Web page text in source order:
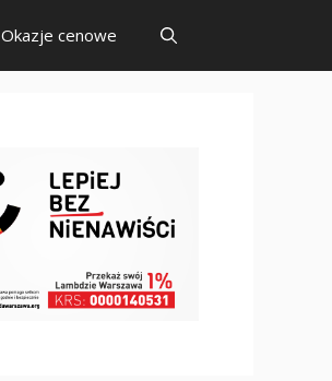
Okazje cenowe